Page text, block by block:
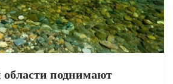
поднимают